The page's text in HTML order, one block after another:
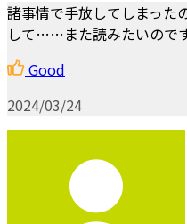
諸事情で手放してしまった
して……また読みたいので
Good
2024/03/24